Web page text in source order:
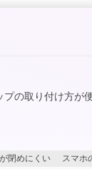
の取り付け方が
閉めにくい
スマホ